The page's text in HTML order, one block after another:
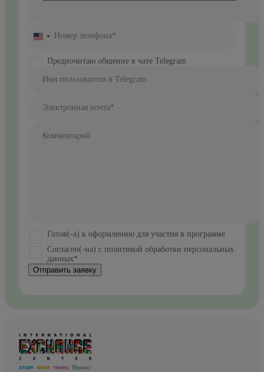
United
+1
Номер телефона*
Предпочитаю общение в чате Telegram
Имя пользователя в Telegram:
Электронная почта*
Комментарий
Готов(-а) к оформлению для участия в программе
Согласен(-на) с политикой обработки персональных
данных*
Отправить заявку